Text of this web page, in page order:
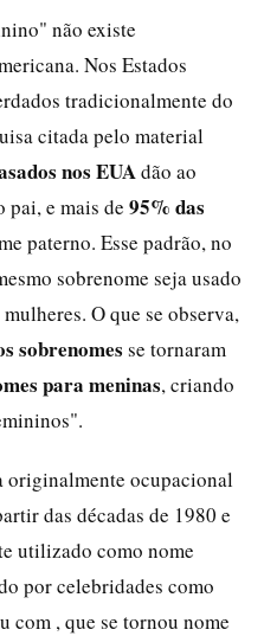
não existe
Nos Estados
tradicionalmente do
citada pelo material
nos EUAdão ao
e mais de 95% das
paterno. Esse padrão, no
sobrenome seja usado
O que se observa,
sobrenomes se tornaram
para meninas, criando
originalmente ocupacional
das décadas de 1980 e
utilizado como nome
por celebridades como
com , que se tornou nome